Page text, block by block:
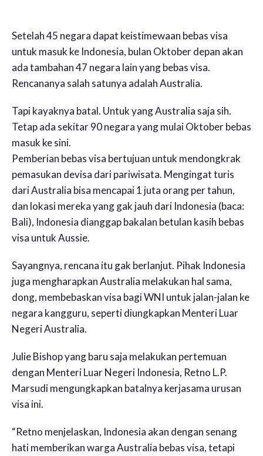
Setelah 45 negara dapat keistimewaan bebas visa
untuk masuk ke Indonesia, bulan Oktober depan akan
ada tambahan 47 negara lain yang bebas visa.
Rencananya salah satunya adalah Australia.
Tapi kayaknya batal. Untuk yang Australia saja sih.
Tetap ada sekitar 90 negara yang mulai Oktober bebas
masuk ke sini.
Pemberian bebas visa bertujuan untuk mendongkrak
pemasukan devisa dari pariwisata. Mengingat turis
dari Australia bisa mencapai 1 juta orang per tahun,
dan lokasi mereka yang gak jauh dari Indonesia (baca:
Bali), Indonesia dianggap bakalan betulan kasih bebas
visa untuk Aussie.
Sayangnya, rencana itu gak berlanjut. Pihak Indonesia
juga mengharapkan Australia melakukan hal sama,
dong, membebaskan visa bagi WNI untuk jalan-jalan ke
negara kangguru, seperti diungkapkan Menteri Luar
Negeri Australia.
Julie Bishop yang baru saja melakukan pertemuan
dengan Menteri Luar Negeri Indonesia, Retno L.P.
Marsudi mengungkapkan batalnya kerjasama urusan
visa ini.
“Retno menjelaskan, Indonesia akan dengan senang
hati memberikan warga Australia bebas visa, tetapi